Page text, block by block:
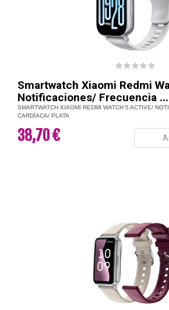
Smartwatch Xiaomi Redmi
Notificaciones/ Frecuencia ...
SMARTWATCH XIAOMI REDMI WATCH 5 ACTIVE/
CARDÍACA/ PLATA
38,70 €